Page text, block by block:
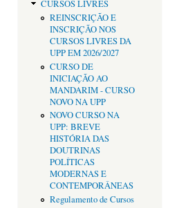
CURSOS LIVRES
REINSCRIÇÃO E
INSCRIÇÃO NOS
CURSOS LIVRES DA
UPP EM 2026/2027
CURSO DE
INICIAÇÃO AO
MANDARIM - CURSO
NOVO NA UPP
NOVO CURSO NA
UPP: BREVE
HISTÓRIA DAS
DOUTRINAS
POLÍTICAS
MODERNAS E
CONTEMPORÂNEAS
Regulamento de Cursos